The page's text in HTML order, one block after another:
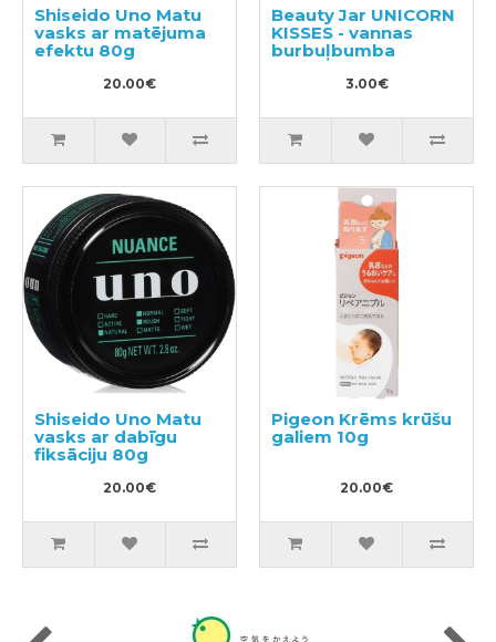
Shiseido Uno Matu
vasks ar matējuma
efektu 80g
20.00€
Beauty Jar UNICORN
KISSES - vannas
burbuļbumba
3.00€
Shiseido Uno Matu
vasks ar dabīgu
fiksāciju 80g
20.00€
Pigeon Krēms krūšu
galiem 10g
20.00€